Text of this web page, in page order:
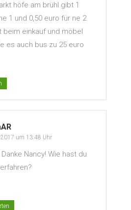
höfe am brühl gibt 1
1 und 0,50 euro für ne 2
beim einkauf und möbel
es auch bus zu 25 euro
um 13:48 Uhr
Nancy! Wie hast du